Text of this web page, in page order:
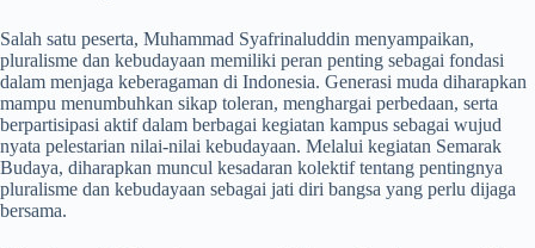
Salah satu peserta, Muhammad Syafrinaluddin menyampaikan,
pluralisme dan kebudayaan memiliki peran penting sebagai fondasi
dalam menjaga keberagaman di Indonesia. Generasi muda diharapkan
mampu menumbuhkan sikap toleran, menghargai perbedaan, serta
berpartisipasi aktif dalam berbagai kegiatan kampus sebagai wujud
nyata pelestarian nilai-nilai kebudayaan. Melalui kegiatan Semarak
Budaya, diharapkan muncul kesadaran kolektif tentang pentingnya
pluralisme dan kebudayaan sebagai jati diri bangsa yang perlu dijaga
bersama.